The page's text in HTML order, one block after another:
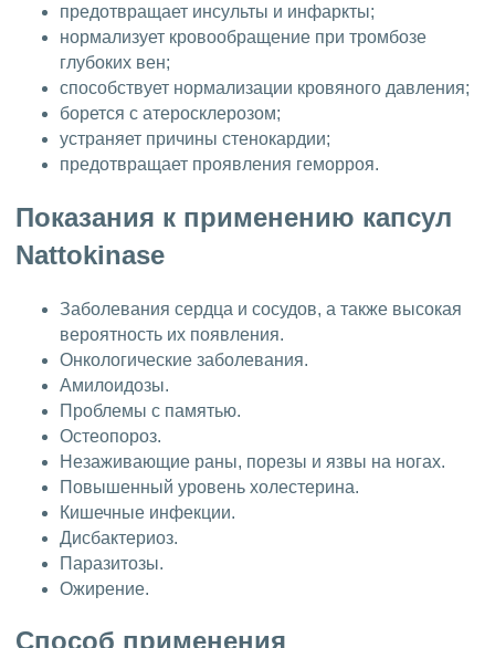
предотвращает инсульты и инфаркты;
нормализует кровообращение при тромбозе
глубоких вен;
способствует нормализации кровяного давления;
борется с атеросклерозом;
устраняет причины стенокардии;
предотвращает проявления геморроя.
Показания к применению капсул
Nattokinase
Заболевания сердца и сосудов, а также высокая
вероятность их появления.
Онкологические заболевания.
Амилоидозы.
Проблемы с памятью.
Остеопороз.
Незаживающие раны, порезы и язвы на ногах.
Повышенный уровень холестерина.
Кишечные инфекции.
Дисбактериоз.
Паразитозы.
Ожирение.
Способ применения